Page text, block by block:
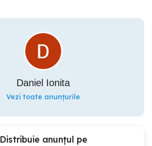
Daniel Ionita
Vezi toate anunțurile
Distribuie anunțul pe